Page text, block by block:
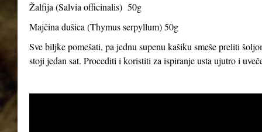
Žalfija (Salvia officinalis) 50g
Majčina dušica (Thymus serpyllum) 50g
Sve biljke pomešati, pa jednu supenu kašiku smeše preliti
stoji jedan sat. Procediti i koristiti za ispiranje usta ujutro i